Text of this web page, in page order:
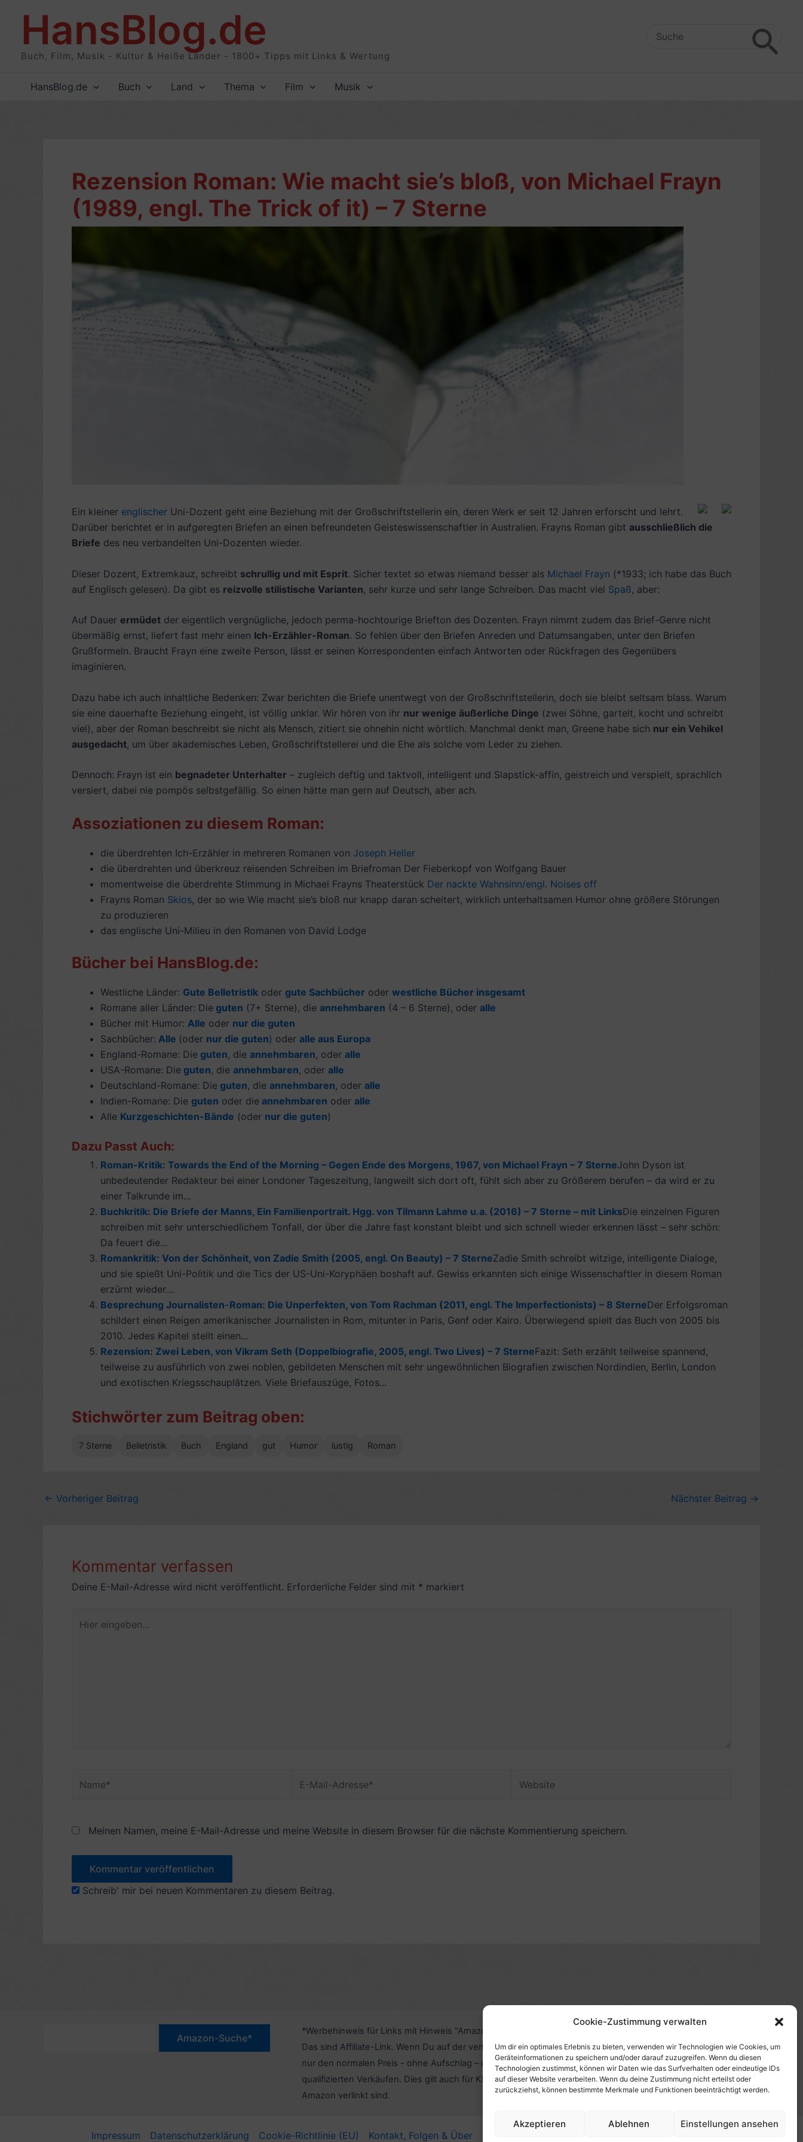
Cookie-Zustimmung verwalten
Um dir ein optimales Erlebnis zu bieten, verwenden wir Technologien wie Cookies, um
Geräteinformationen zu speichern und/oder darauf zuzugreifen. Wenn du diesen
Technologien zustimmst, können wir Daten wie das Surfverhalten oder eindeutige IDs
auf dieser Website verarbeiten. Wenn du deine Zustimmung nicht erteilst oder
zurückziehst, können bestimmte Merkmale und Funktionen beeinträchtigt werden.
Akzeptieren Ablehnen Einstellungen ansehen
HansBlog.de
Buch, Film, Musik - Kultur & Heiße Länder - 1800+ Tipps mit Links & Wertung
Search
HansBlog.de Buch Land Thema Film Musik
Rezension Roman: Wie macht sie’s bloß, von Michael Frayn
(1989, engl. The Trick of it) – 7 Sterne
Ein kleiner englischer Uni-Dozent geht eine Beziehung mit der Großschriftstellerin ein, deren Werk er seit 12 Jahren erforscht und lehrt.
Darüber berichtet er in aufgeregten Briefen an einen befreundeten Geisteswissenschaftler in Australien. Frayns Roman gibt ausschließlich die
Briefe des neu verbandelten Uni-Dozenten wieder.
Dieser Dozent, Extremkauz, schreibt schrullig und mit Esprit. Sicher textet so etwas niemand besser als Michael Frayn (*1933; ich habe das Buch
auf Englisch gelesen). Da gibt es reizvolle stilistische Varianten, sehr kurze und sehr lange Schreiben. Das macht viel Spaß, aber:
Auf Dauer ermüdet der eigentlich vergnügliche, jedoch perma-hochtourige Briefton des Dozenten. Frayn nimmt zudem das Brief-Genre nicht
übermäßig ernst, liefert fast mehr einen Ich-Erzähler-Roman. So fehlen über den Briefen Anreden und Datumsangaben, unter den Briefen
Grußformeln. Braucht Frayn eine zweite Person, lässt er seinen Korrespondenten einfach Antworten oder Rückfragen des Gegenübers
imaginieren.
Dazu habe ich auch inhaltliche Bedenken: Zwar berichten die Briefe unentwegt von der Großschriftstellerin, doch sie bleibt seltsam blass. Warum
sie eine dauerhafte Beziehung eingeht, ist völlig unklar. Wir hören von ihr nur wenige äußerliche Dinge (zwei Söhne, gartelt, kocht und schreibt
viel), aber der Roman beschreibt sie nicht als Mensch, zitiert sie ohnehin nicht wörtlich. Manchmal denkt man, Greene habe sich nur ein Vehikel
ausgedacht, um über akademisches Leben, Großschriftstellerei und die Ehe als solche vom Leder zu ziehen.
Dennoch: Frayn ist ein begnadeter Unterhalter – zugleich deftig und taktvoll, intelligent und Slapstick-affin, geistreich und verspielt, sprachlich
versiert, dabei nie pompös selbstgefällig. So einen hätte man gern auf Deutsch, aber ach.
Assoziationen zu diesem Roman:
die überdrehten Ich-Erzähler in mehreren Romanen von Joseph Heller
die überdrehten und überkreuz reisenden Schreiben im Briefroman Der Fieberkopf von Wolfgang Bauer
momentweise die überdrehte Stimmung in Michael Frayns Theaterstück Der nackte Wahnsinn/engl. Noises off
Frayns Roman Skios, der so wie Wie macht sie’s bloß nur knapp daran scheitert, wirklich unterhaltsamen Humor ohne größere Störungen
zu produzieren
das englische Uni-Milieu in den Romanen von David Lodge
Bücher bei HansBlog.de:
Westliche Länder: Gute Belletristik oder gute Sachbücher oder westliche Bücher insgesamt
Romane aller Länder: Die guten (7+ Sterne), die annehmbaren (4 – 6 Sterne), oder alle
Bücher mit Humor: Alle oder nur die guten
Sachbücher: Alle (oder nur die guten) oder alle aus Europa
England-Romane: Die guten, die annehmbaren, oder alle
USA-Romane: Die guten, die annehmbaren, oder alle
Deutschland-Romane: Die guten, die annehmbaren, oder alle
Indien-Romane: Die guten oder die annehmbaren oder alle
Alle Kurzgeschichten-Bände (oder nur die guten)
Dazu Passt Auch:
Roman-Kritik: Towards the End of the Morning – Gegen Ende des Morgens, 1967, von Michael Frayn – 7 SterneJohn Dyson ist
unbedeutender Redakteur bei einer Londoner Tageszeitung, langweilt sich dort oft, fühlt sich aber zu Größerem berufen – da wird er zu
einer Talkrunde im...
Buchkritik: Die Briefe der Manns, Ein Familienportrait. Hgg. von Tilmann Lahme u.a. (2016) – 7 Sterne – mit LinksDie einzelnen Figuren
schreiben mit sehr unterschiedlichem Tonfall, der über die Jahre fast konstant bleibt und sich schnell wieder erkennen lässt – sehr schön:
Da feuert die...
Romankritik: Von der Schönheit, von Zadie Smith (2005, engl. On Beauty) – 7 SterneZadie Smith schreibt witzige, intelligente Dialoge,
und sie spießt Uni-Politik und die Tics der US-Uni-Koryphäen boshaft auf. Gewiss erkannten sich einige Wissenschaftler in diesem Roman
erzürnt wieder....
Besprechung Journalisten-Roman: Die Unperfekten, von Tom Rachman (2011, engl. The Imperfectionists) – 8 SterneDer Erfolgsroman
schildert einen Reigen amerikanischer Journalisten in Rom, mitunter in Paris, Genf oder Kairo. Überwiegend spielt das Buch von 2005 bis
2010. Jedes Kapitel stellt einen...
Rezension: Zwei Leben, von Vikram Seth (Doppelbiografie, 2005, engl. Two Lives) – 7 SterneFazit: Seth erzählt teilweise spannend,
teilweise zu ausführlich von zwei noblen, gebildeten Menschen mit sehr ungewöhnlichen Biografien zwischen Nordindien, Berlin, London
und exotischen Kriegsschauplätzen. Viele Briefauszüge, Fotos...
Stichwörter zum Beitrag oben:
7 Sterne Belletristik Buch England gut Humor lustig Roman
← Vorheriger Beitrag Nächster Beitrag →
Kommentar verfassen
Deine E-Mail-Adresse wird nicht veröffentlicht. Erforderliche Felder sind mit * markiert
eingeben…
Mail-
Meinen Namen, meine E-Mail-Adresse und meine Website in diesem Browser für die nächste Kommentierung speichern.
Schreib' mir bei neuen Kommentaren zu diesem Beitrag.
*Werbehinweis für Links mit Hinweis "Amazon-Werbelink(s)", "Amazon-Suche" und/oder mit Sternchen (*):
Das sind Affiliate-Link. Wenn Du auf der verlinkten Website etwas kaufst, erhalte ich eine Provision. Du zahlst
nur den normalen Preis - ohne Aufschlag – und unterstützt diese Seite. Als Amazon-Partner verdiene ich an
qualifizierten Verkäufen. Dies gilt auch für Klicks/Tipps auf Produktbilder, die mit einer Händler-Seite wie
Amazon verlinkt sind.
Impressum Datenschutzerklärung Cookie-Richtlinie (EU) Kontakt, Folgen & Über